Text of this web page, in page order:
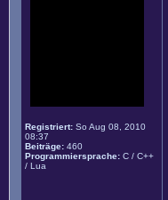
Registriert: So Aug 08, 2010
08:37
Beiträge: 460
Programmiersprache: C / C++
/ Lua